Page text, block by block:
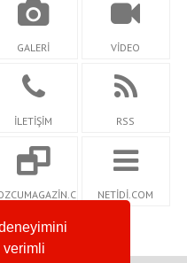
verimli
GALERİ VİDEO
İLETİŞİM RSS
NETİDİ.COM